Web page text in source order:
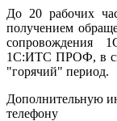
До 20 рабочих
получением
сопровождения
1С:ИТС ПРОФ, в
"горячий" период.
Дополнительную
телефону